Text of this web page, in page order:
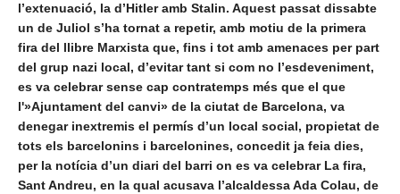
l’extenuació, la d’Hitler amb Stalin. Aquest passat dissabte
un de Juliol s’ha tornat a repetir, amb motiu de la primera
fira del llibre Marxista que, fins i tot amb amenaces per part
del grup nazi local, d’evitar tant si com no l’esdeveniment,
es va celebrar sense cap contratemps més que el que
l'»Ajuntament del canvi» de la ciutat de Barcelona, va
denegar inextremis el permís d’un local social, propietat de
tots els barcelonins i barcelonines, concedit ja feia dies,
per la notícia d’un diari del barri on es va celebrar La fira,
Sant Andreu, en la qual acusava l’alcaldessa Ada Colau, de